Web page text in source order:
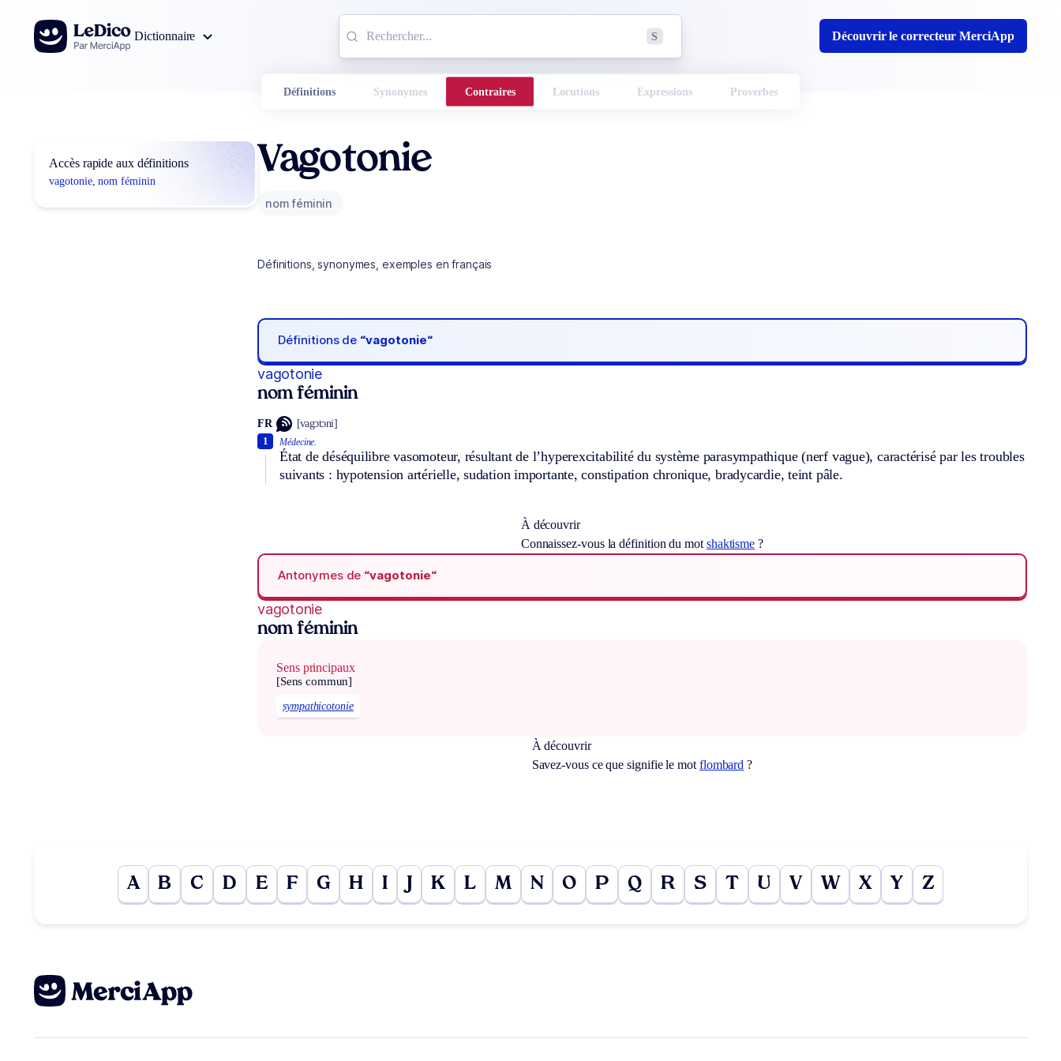
Aller au contenu
Dictionnaire
S Découvrir le correcteur MerciApp
Définitions Synonymes Contraires Locutions Expressions Proverbes
Accès rapide aux définitions
vagotonie, nom féminin
Vagotonie
nom féminin
Définitions, synonymes, exemples en français
Définitions de “vagotonie“
vagotonie
nom féminin
FR [vagɔtɔni]
Médecine.
État de déséquilibre vasomoteur, résultant de l’hyperexcitabilité du système parasympathique (nerf vague), caractérisé par les troubles
suivants : hypotension artérielle, sudation importante, constipation chronique, bradycardie, teint pâle.
1
À découvrir
Connaissez-vous la définition du mot shaktisme ?
Antonymes de “vagotonie“
vagotonie
nom féminin
Sens principaux
[Sens commun]
sympathicotonie
À découvrir
Savez-vous ce que signifie le mot flombard ?
A B C D E F G H I J K L M N O P Q R S T U V W X Y Z